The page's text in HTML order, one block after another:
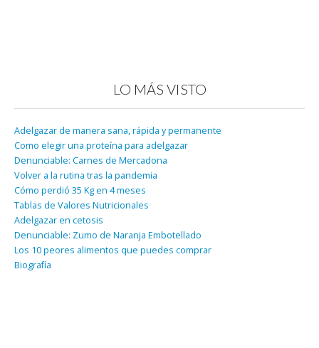
LO MÁS VISTO
Adelgazar de manera sana, rápida y permanente
Como elegir una proteína para adelgazar
Denunciable: Carnes de Mercadona
Volver a la rutina tras la pandemia
Cómo perdió 35 Kg en 4 meses
Tablas de Valores Nutricionales
Adelgazar en cetosis
Denunciable: Zumo de Naranja Embotellado
Los 10 peores alimentos que puedes comprar
Biografía